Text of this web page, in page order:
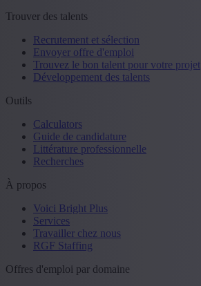
Trouver des talents
Recrutement et sélection
Envoyer offre d'emploi
Trouvez le bon talent pour votre projet
Développement des talents
Outils
Calculators
Guide de candidature
Littérature professionnelle
Recherches
À propos
Voici Bright Plus
Services
Travailler chez nous
RGF Staffing
Offres d'emploi par domaine